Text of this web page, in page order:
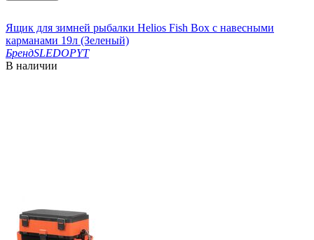
Ящик для зимней рыбалки Helios Fish Box с навесными
карманами 19л (Зеленый)
БрендSLEDOPYT
В наличии